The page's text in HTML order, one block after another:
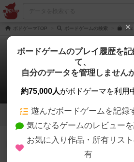
ボドゲーマTOP ボードゲームの検索 シ
シェフィ
1件のルール/インスト
6 32
270名
ボードゲームのプレイ履歴を記
て、
自分のデータを管理しません
約75,000人がボドゲーマを利用
遊んだボードゲームを記録
気になるゲームのレビュー
お気に入り作品・所有リス
有